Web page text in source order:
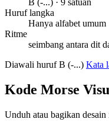
B (-...) · 9 satuan
Huruf langka
Hanya alfabet umum
Ritme
seimbang antara dit
Diawali huruf B (-...) Kata
Kode Morse
Unduh atau bagikan desain